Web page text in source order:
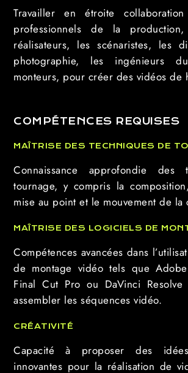
Travailler en étroite collaboration
professionnels de la
réalisateurs, les scénaristes, les
photographie, les ingénieurs
monteurs, pour créer des vidéos de
COMPÉTENCES REQUISES
MAÎTRISE DES TECHNIQUES DE
Connaissance approfondie des
tournage, y compris la
mise au point et le mouvement de la
MAÎTRISE DES LOGICIELS DE
Compétences avancées dans
de montage vidéo tels que
Final Cut Pro ou DaVinci
assembler les séquences vidéo.
CRÉATIVITÉ
Capacité à proposer des
innovantes pour la réalisation de